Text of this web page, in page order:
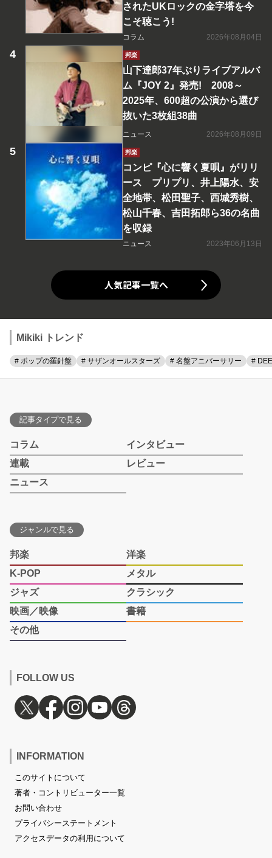
されたUKロックの金字塔を今
こそ聴こう!
コラム 2026年08月04日
邦楽
山下達郎37年ぶりライブアルバ
ム『JOY 2』発売! 2008～
2025年、600超の公演から選び
抜いた3枚組38曲
ニュース 2026年08月09日
邦楽
コンピ『心に響く夏唄』がリリ
ース プリプリ、井上陽水、安
全地帯、松田聖子、西城秀樹、
松山千春、吉田拓郎ら36の名曲
を収録
ニュース 2023年06月13日
人気記事一覧へ
Mikiki トレンド
# ポップの羅針盤 # サザンオールスターズ # 名盤アニバーサリー #
記事タイプで見る
コラム
インタビュー
連載
レビュー
ニュース
ジャンルで見る
邦楽
洋楽
K-POP
メタル
ジャズ
クラシック
映画／映像
書籍
その他
FOLLOW US
INFORMATION
このサイトについて
著者・コントリビューター一覧
お問い合わせ
プライバシーステートメント
アクセスデータの利用について